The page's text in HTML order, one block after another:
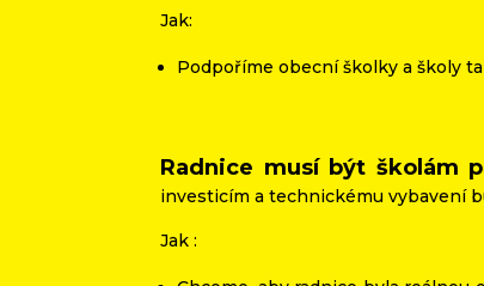
Jak:
Podpoříme obecní školky a školy
Radnice musí být školám
investicím a technickému vybavení
Jak :